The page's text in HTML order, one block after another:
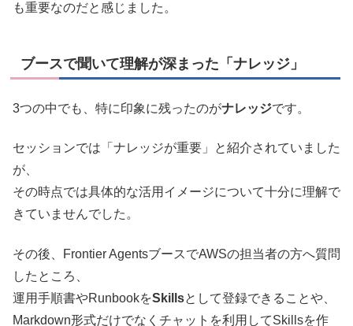
も重要なのだと感じました。
ブースで聞いて理解が深まった「ナレッジ」
3つの中でも、特に印象に残ったのがナレッジです。
セッションでは「ナレッジが重要」と紹介されていました
が、
その時点では具体的な活用イメージについて十分に理解で
きていませんでした。
その後、Frontier AgentsブースでAWSの担当者の方へ質問
したところ、
運用手順書やRunbookをSkillsとして登録できることや、
Markdown形式だけでなくチャットを利用してSkillsを作